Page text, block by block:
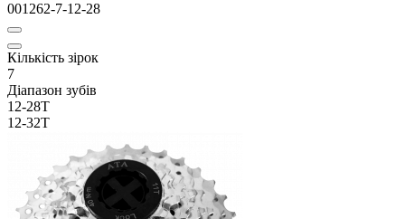
001262-7-12-28
Кількість зірок
7
Діапазон зубів
12-28T
12-32T